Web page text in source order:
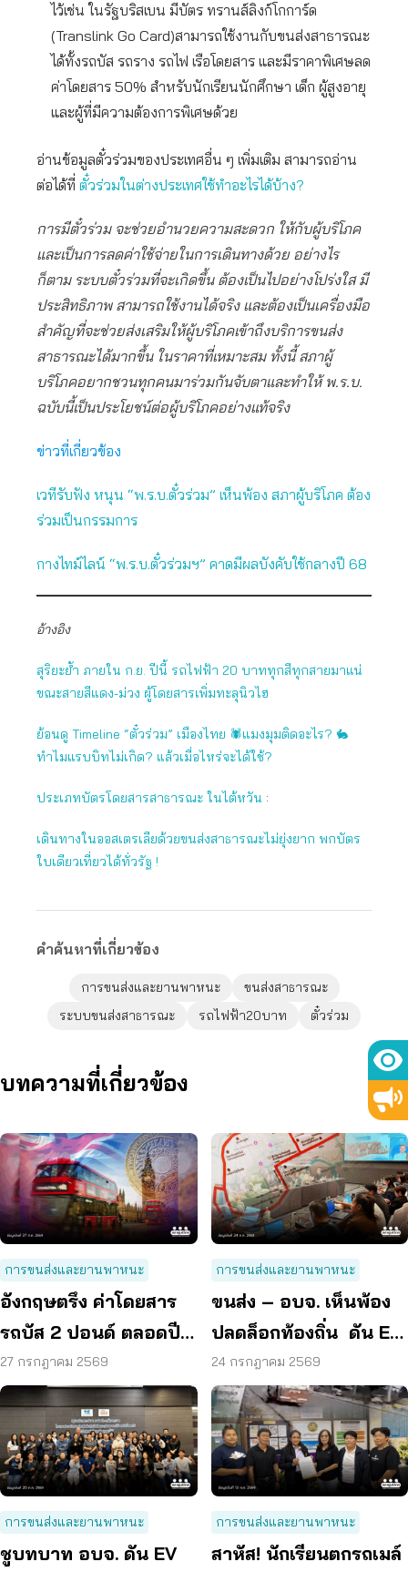
ไว้เช่น ในรัฐบริสเบน มีบัตร ทรานส์ลิงก์โกการ์ด
(Translink Go Card)สามารถใช้งานกับขนส่งสาธารณะ
ได้ทั้งรถบัส รถราง รถไฟ เรือโดยสาร และมีราคาพิเศษลด
ค่าโดยสาร 50% สำหรับนักเรียนนักศึกษา เด็ก ผู้สูงอายุ
และผู้ที่มีความต้องการพิเศษด้วย
อ่านข้อมูลตั๋วร่วมของประเทศอื่น ๆ เพิ่มเติม สามารถอ่าน
ต่อได้ที่ ตั๋วร่วมในต่างประเทศใช้ทำอะไรได้บ้าง?
การมีตั๋วร่วม จะช่วยอำนวยความสะดวก ให้กับผู้บริโภค
และเป็นการลดค่าใช้จ่ายในการเดินทางด้วย อย่างไร
ก็ตาม ระบบตั๋วร่วมที่จะเกิดขึ้น ต้องเป็นไปอย่างโปร่งใส มี
ประสิทธิภาพ สามารถใช้งานได้จริง และต้องเป็นเครื่องมือ
สำคัญที่จะช่วยส่งเสริมให้ผู้บริโภคเข้าถึงบริการขนส่ง
สาธารณะได้มากขึ้น ในราคาที่เหมาะสม ทั้งนี้ สภาผู้
บริโภคอยากชวนทุกคนมาร่วมกันจับตาและทำให้ พ.ร.บ.
ฉบับนี้เป็นประโยชน์ต่อผู้บริโภคอย่างแท้จริง
ข่าวที่เกี่ยวข้อง
เวทีรับฟัง หนุน “พ.ร.บ.ตั๋วร่วม” เห็นพ้อง สภาผู้บริโภค ต้อง
ร่วมเป็นกรรมการ
กางไทม์ไลน์ “พ.ร.บ.ตั๋วร่วมฯ” คาดมีผลบังคับใช้กลางปี 68
อ้างอิง
สุริยะย้ำ ภายใน ก.ย. ปีนี้ รถไฟฟ้า 20 บาททุกสีทุกสายมาแน่
ขณะสายสีแดง-ม่วง ผู้โดยสารเพิ่มทะลุนิวไฮ
ย้อนดู Timeline “ตั๋วร่วม” เมืองไทย 🕷แมงมุมติดอะไร? 🐇
ทำไมแรบบิทไม่เกิด? แล้วเมื่อไหร่จะได้ใช้?
ประเภทบัตรโดยสารสาธารณะ ในไต้หวัน :
เดินทางในออสเตรเลียด้วยขนส่งสาธารณะไม่ยุ่งยาก พกบัตร
ใบเดียวเที่ยวได้ทั่วรัฐ !
คำค้นหาที่เกี่ยวข้อง
การขนส่งและยานพาหนะ
ขนส่งสาธารณะ
ระบบขนส่งสาธารณะ
รถไฟฟ้า20บาท ตั๋วร่วม
บทความที่เกี่ยวข้อง
การขนส่งและยานพาหนะ
อังกฤษตรึง ค่าโดยสาร
รถบัส 2 ปอนด์ ตลอดปี
70 ลดค่าครองชีพ
27 กรกฎาคม 2569
การขนส่งและยานพาหนะ
ขนส่ง – อบจ. เห็นพ้อง
ปลดล็อกท้องถิ่น ดัน EV
Bus อยุธยา
24 กรกฎาคม 2569
การขนส่งและยานพาหนะ
ชูบทบาท อบจ. ดัน EV
การขนส่งและยานพาหนะ
สาหัส! นักเรียนตกรถเมล์